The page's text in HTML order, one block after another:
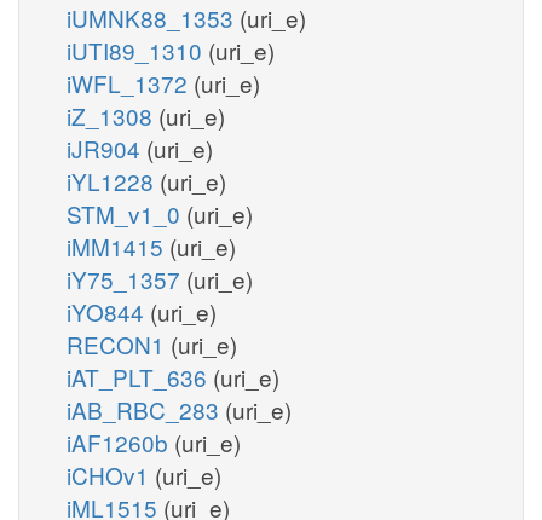
iUMNK88_1353 (uri_e)
iUTI89_1310 (uri_e)
iWFL_1372 (uri_e)
iZ_1308 (uri_e)
iJR904 (uri_e)
iYL1228 (uri_e)
STM_v1_0 (uri_e)
iMM1415 (uri_e)
iY75_1357 (uri_e)
iYO844 (uri_e)
RECON1 (uri_e)
iAT_PLT_636 (uri_e)
iAB_RBC_283 (uri_e)
iAF1260b (uri_e)
iCHOv1 (uri_e)
iML1515 (uri_e)